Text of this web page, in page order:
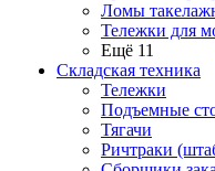
Ломы
Тележки для
Ещё 11
Складская техника
Тележки
Подъемные
Тягачи
Ричтраки